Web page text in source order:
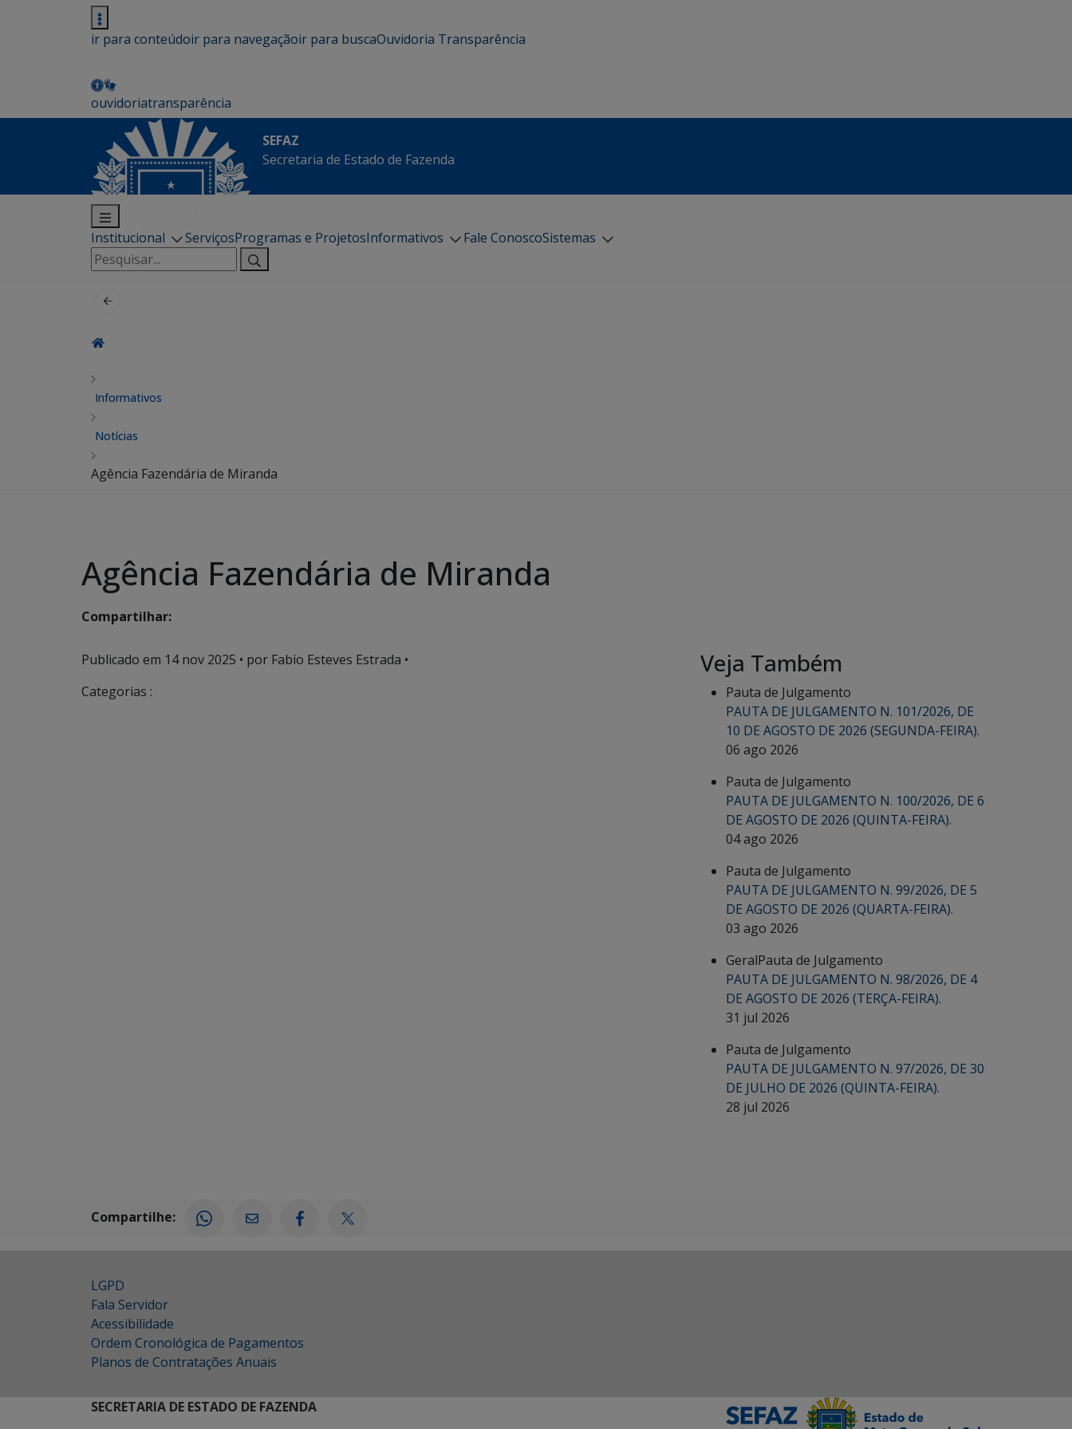
ir para conteúdoir para navegaçãoir para buscaOuvidoria Transparência
ouvidoriatransparência
SEFAZ
Secretaria de Estado de Fazenda
Institucional ServiçosProgramas e ProjetosInformativos Fale ConoscoSistemas
Pesquisar
por:
Informativos
Notícias
Agência Fazendária de Miranda
Agência Fazendária de Miranda
Compartilhar:
Publicado em 14 nov 2025 • por Fabio Esteves Estrada •
Categorias :
Veja Também
Pauta de Julgamento
PAUTA DE JULGAMENTO N. 101/2026, DE
10 DE AGOSTO DE 2026 (SEGUNDA-FEIRA).
06 ago 2026
Pauta de Julgamento
PAUTA DE JULGAMENTO N. 100/2026, DE 6
DE AGOSTO DE 2026 (QUINTA-FEIRA).
04 ago 2026
Pauta de Julgamento
PAUTA DE JULGAMENTO N. 99/2026, DE 5
DE AGOSTO DE 2026 (QUARTA-FEIRA).
03 ago 2026
GeralPauta de Julgamento
PAUTA DE JULGAMENTO N. 98/2026, DE 4
DE AGOSTO DE 2026 (TERÇA-FEIRA).
31 jul 2026
Pauta de Julgamento
PAUTA DE JULGAMENTO N. 97/2026, DE 30
DE JULHO DE 2026 (QUINTA-FEIRA).
28 jul 2026
Compartilhe:
LGPD
Fala Servidor
Acessibilidade
Ordem Cronológica de Pagamentos
Planos de Contratações Anuais
SECRETARIA DE ESTADO DE FAZENDA